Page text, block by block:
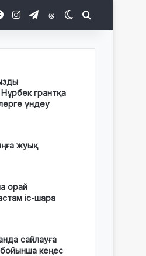
FacebookInstagram
TelegramThreadsSwitch skin
грантқа
үндеу
жуық
орай
іс-шара
сайлауға
кеңес